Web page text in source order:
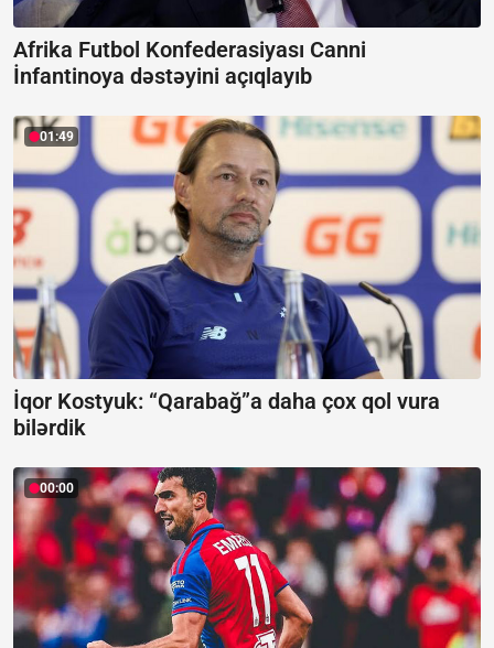
Afrika Futbol Konfederasiyası Canni
İnfantinoya dəstəyini açıqlayıb
01:49
İqor Kostyuk: “Qarabağ”a daha çox qol vura
bilərdik
00:00